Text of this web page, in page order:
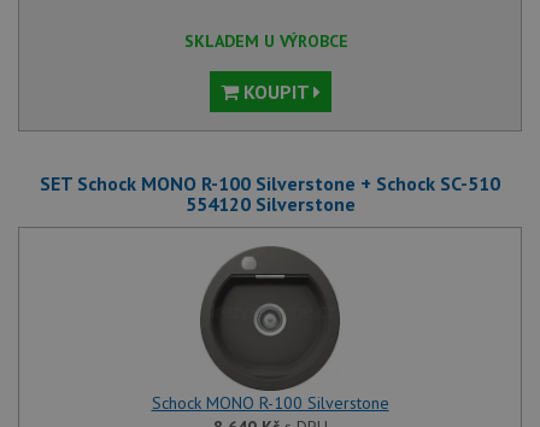
SKLADEM U VÝROBCE
KOUPIT
SET Schock MONO R-100 Silverstone + Schock SC-510
554120 Silverstone
Schock MONO R-100 Silverstone